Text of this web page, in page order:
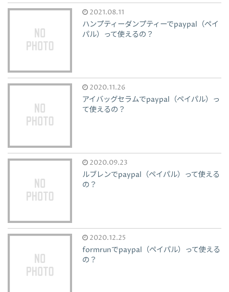
2021.08.11
ハンプティーダンプティーでpaypal（ペイ
パル）って使えるの？
2020.11.26
アイバッグセラムでpaypal（ペイパル）っ
て使えるの？
2020.09.23
ルブレンでpaypal（ペイパル）って使える
の？
2020.12.25
formrunでpaypal（ペイパル）って使える
の？